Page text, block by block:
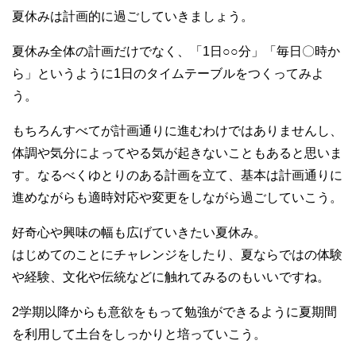
夏休みは計画的に過ごしていきましょう。
夏休み全体の計画だけでなく、「1日○○分」「毎日〇時か
ら」というように1日のタイムテーブルをつくってみよ
う。
もちろんすべてが計画通りに進むわけではありませんし、
体調や気分によってやる気が起きないこともあると思いま
す。なるべくゆとりのある計画を立て、基本は計画通りに
進めながらも適時対応や変更をしながら過ごしていこう。
好奇心や興味の幅も広げていきたい夏休み。
はじめてのことにチャレンジをしたり、夏ならではの体験
や経験、文化や伝統などに触れてみるのもいいですね。
2学期以降からも意欲をもって勉強ができるように夏期間
を利用して土台をしっかりと培っていこう。